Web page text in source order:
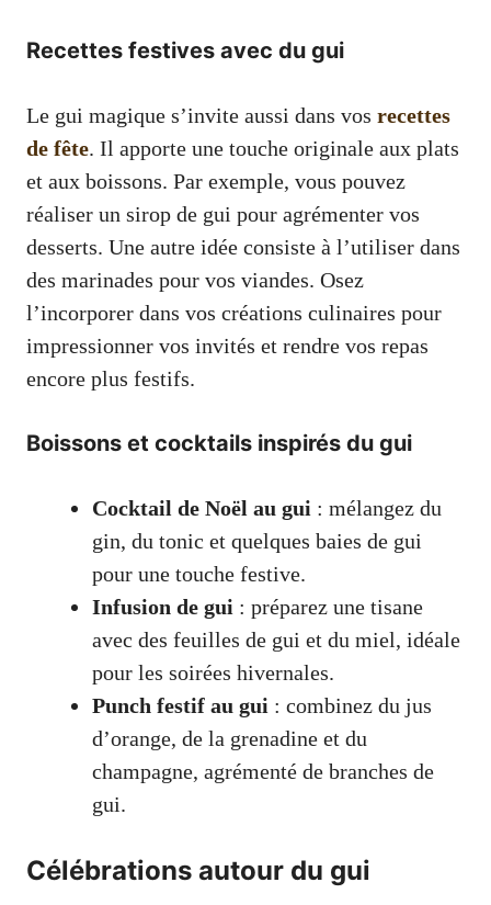
Recettes festives avec du gui
Le gui magique s’invite aussi dans vos recettes
de fête. Il apporte une touche originale aux plats
et aux boissons. Par exemple, vous pouvez
réaliser un sirop de gui pour agrémenter vos
desserts. Une autre idée consiste à l’utiliser dans
des marinades pour vos viandes. Osez
l’incorporer dans vos créations culinaires pour
impressionner vos invités et rendre vos repas
encore plus festifs.
Boissons et cocktails inspirés du gui
Cocktail de Noël au gui : mélangez du
gin, du tonic et quelques baies de gui
pour une touche festive.
Infusion de gui : préparez une tisane
avec des feuilles de gui et du miel, idéale
pour les soirées hivernales.
Punch festif au gui : combinez du jus
d’orange, de la grenadine et du
champagne, agrémenté de branches de
gui.
Célébrations autour du gui